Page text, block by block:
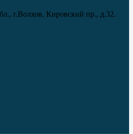
г.Волхов, Кировский пр., д.32.